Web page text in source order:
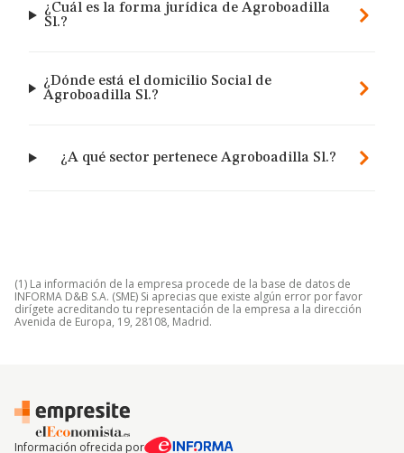
¿Cuál es la forma jurídica de Agroboadilla
Sl.?
¿Dónde está el domicilio Social de
Agroboadilla Sl.?
¿A qué sector pertenece Agroboadilla Sl.?
(1) La información de la empresa procede de la base de datos de
INFORMA D&B S.A. (SME) Si aprecias que existe algún error por favor
dirígete acreditando tu representación de la empresa a la dirección
Avenida de Europa, 19, 28108, Madrid.
Información ofrecida por